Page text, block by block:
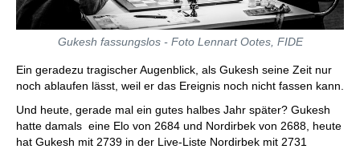
Gukesh fassungslos - Foto Lennart Ootes, FIDE
Ein geradezu tragischer Augenblick, als Gukesh seine Zeit nur
noch ablaufen lässt, weil er das Ereignis noch nicht fassen kann.
Und heute, gerade mal ein gutes halbes Jahr später? Gukesh
hatte damals eine Elo von 2684 und Nordirbek von 2688, heute
hat Gukesh mit 2739 in der Live-Liste Nordirbek mit 2731